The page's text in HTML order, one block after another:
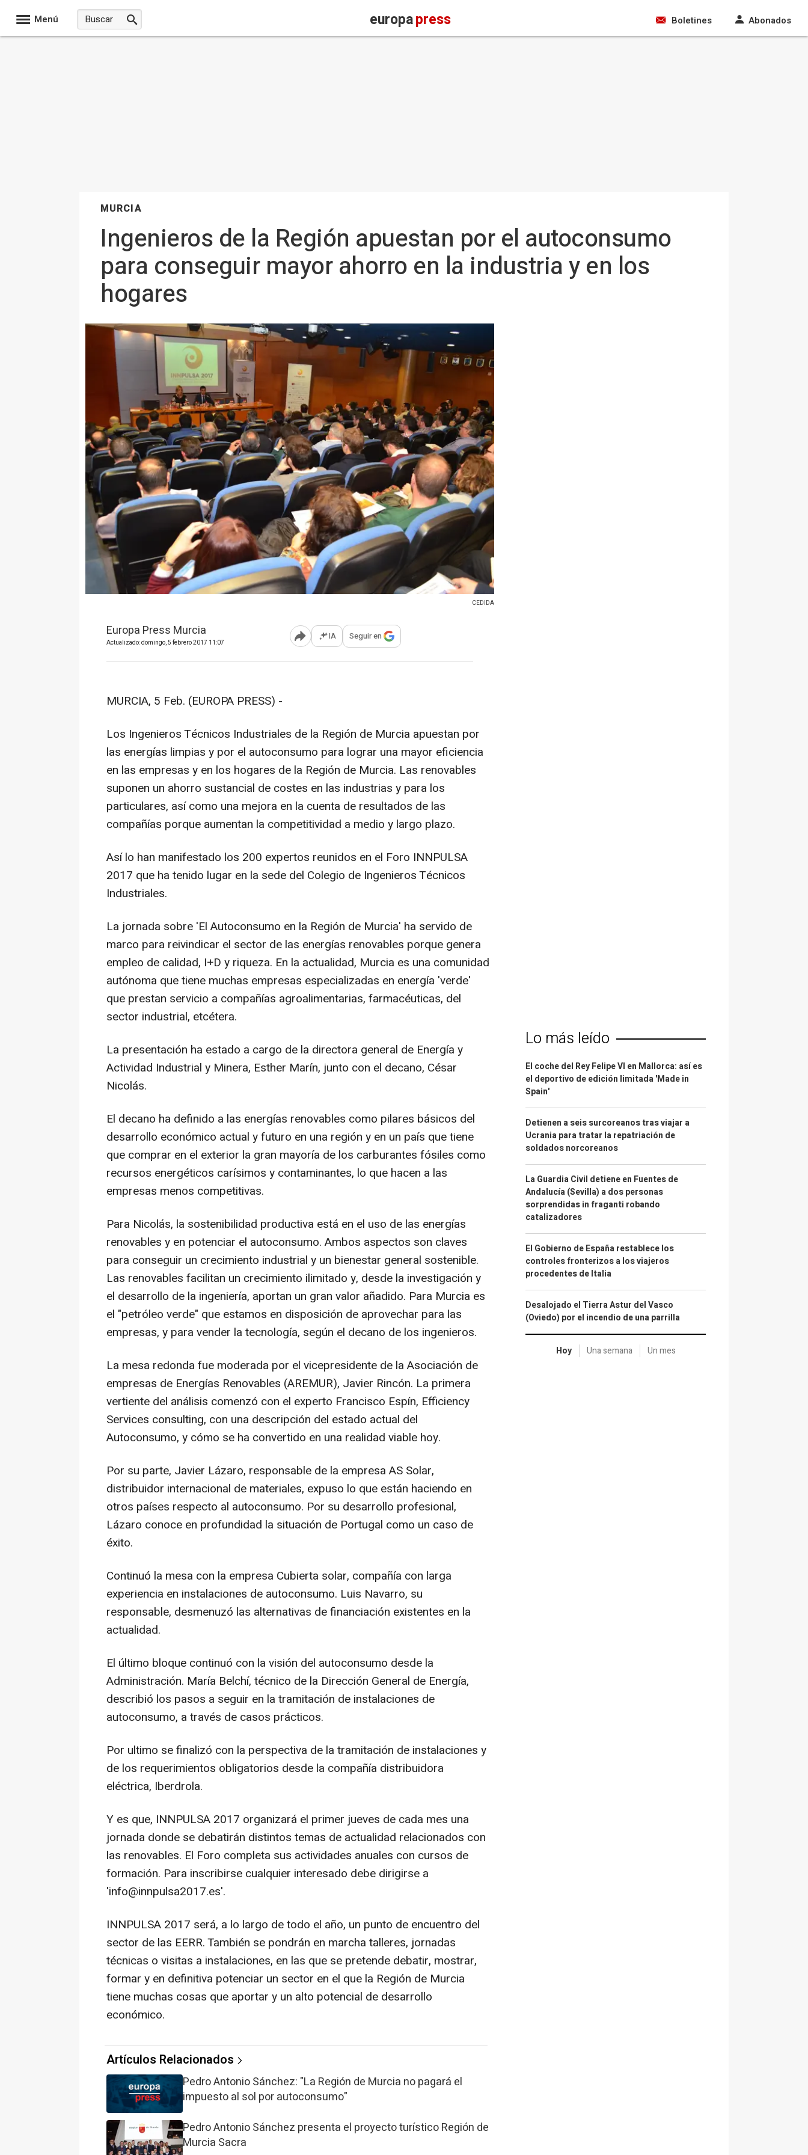
Menú europapress Boletines Abonados
MURCIA
Ingenieros de la Región apuestan por el autoconsumo
para conseguir mayor ahorro en la industria y en los
hogares
CEDIDA
Europa Press Murcia
Actualizado: domingo, 5 febrero 2017 11:07 Abrir opciones para compartir
IA Seguir en
MURCIA, 5 Feb. (EUROPA PRESS) -
Los Ingenieros Técnicos Industriales de la Región de Murcia apuestan por
las energías limpias y por el autoconsumo para lograr una mayor eficiencia
en las empresas y en los hogares de la Región de Murcia. Las renovables
suponen un ahorro sustancial de costes en las industrias y para los
particulares, así como una mejora en la cuenta de resultados de las
compañías porque aumentan la competitividad a medio y largo plazo.
Así lo han manifestado los 200 expertos reunidos en el Foro INNPULSA
2017 que ha tenido lugar en la sede del Colegio de Ingenieros Técnicos
Industriales.
La jornada sobre 'El Autoconsumo en la Región de Murcia' ha servido de
marco para reivindicar el sector de las energías renovables porque genera
empleo de calidad, I+D y riqueza. En la actualidad, Murcia es una comunidad
autónoma que tiene muchas empresas especializadas en energía 'verde'
que prestan servicio a compañías agroalimentarias, farmacéuticas, del
sector industrial, etcétera.
La presentación ha estado a cargo de la directora general de Energía y
Actividad Industrial y Minera, Esther Marín, junto con el decano, César
Nicolás.
El decano ha definido a las energías renovables como pilares básicos del
desarrollo económico actual y futuro en una región y en un país que tiene
que comprar en el exterior la gran mayoría de los carburantes fósiles como
recursos energéticos carísimos y contaminantes, lo que hacen a las
empresas menos competitivas.
Para Nicolás, la sostenibilidad productiva está en el uso de las energías
renovables y en potenciar el autoconsumo. Ambos aspectos son claves
para conseguir un crecimiento industrial y un bienestar general sostenible.
Las renovables facilitan un crecimiento ilimitado y, desde la investigación y
el desarrollo de la ingeniería, aportan un gran valor añadido. Para Murcia es
el "petróleo verde" que estamos en disposición de aprovechar para las
empresas, y para vender la tecnología, según el decano de los ingenieros.
La mesa redonda fue moderada por el vicepresidente de la Asociación de
empresas de Energías Renovables (AREMUR), Javier Rincón. La primera
vertiente del análisis comenzó con el experto Francisco Espín, Efficiency
Services consulting, con una descripción del estado actual del
Autoconsumo, y cómo se ha convertido en una realidad viable hoy.
Por su parte, Javier Lázaro, responsable de la empresa AS Solar,
distribuidor internacional de materiales, expuso lo que están haciendo en
otros países respecto al autoconsumo. Por su desarrollo profesional,
Lázaro conoce en profundidad la situación de Portugal como un caso de
éxito.
Continuó la mesa con la empresa Cubierta solar, compañía con larga
experiencia en instalaciones de autoconsumo. Luis Navarro, su
responsable, desmenuzó las alternativas de financiación existentes en la
actualidad.
El último bloque continuó con la visión del autoconsumo desde la
Administración. María Belchí, técnico de la Dirección General de Energía,
describió los pasos a seguir en la tramitación de instalaciones de
autoconsumo, a través de casos prácticos.
Por ultimo se finalizó con la perspectiva de la tramitación de instalaciones y
de los requerimientos obligatorios desde la compañía distribuidora
eléctrica, Iberdrola.
Y es que, INNPULSA 2017 organizará el primer jueves de cada mes una
jornada donde se debatirán distintos temas de actualidad relacionados con
las renovables. El Foro completa sus actividades anuales con cursos de
formación. Para inscribirse cualquier interesado debe dirigirse a
'info@innpulsa2017.es'.
INNPULSA 2017 será, a lo largo de todo el año, un punto de encuentro del
sector de las EERR. También se pondrán en marcha talleres, jornadas
técnicas o visitas a instalaciones, en las que se pretende debatir, mostrar,
formar y en definitiva potenciar un sector en el que la Región de Murcia
tiene muchas cosas que aportar y un alto potencial de desarrollo
económico.
Artículos Relacionados
Pedro Antonio Sánchez: "La Región de Murcia no pagará el
impuesto al sol por autoconsumo"
Pedro Antonio Sánchez presenta el proyecto turístico Región de
Murcia Sacra
Lo más leído
El coche del Rey Felipe VI en Mallorca: así es
el deportivo de edición limitada 'Made in
Spain'
Detienen a seis surcoreanos tras viajar a
Ucrania para tratar la repatriación de
soldados norcoreanos
La Guardia Civil detiene en Fuentes de
Andalucía (Sevilla) a dos personas
sorprendidas in fraganti robando
catalizadores
El Gobierno de España restablece los
controles fronterizos a los viajeros
procedentes de Italia
Desalojado el Tierra Astur del Vasco
(Oviedo) por el incendio de una parrilla
Hoy Una semana Un mes